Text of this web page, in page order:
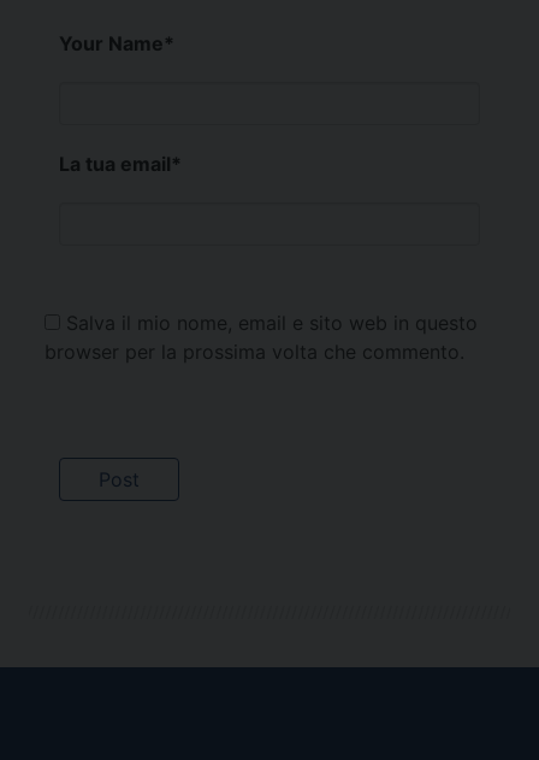
Your Name*
La tua email*
Salva il mio nome, email e sito web in questo
browser per la prossima volta che commento.